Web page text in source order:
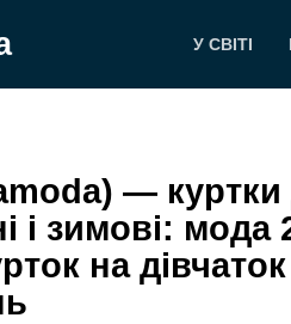
У СВІТІ
— куртки
і зимові:
на